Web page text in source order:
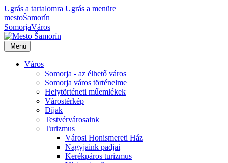
Ugrás a tartalomra Ugrás a menüre
mestoŠamorín
SomorjaVáros
Menü
Város
Somorja - az élhető város
Somorja város történelme
Helytörténeti műemlékek
Várostérkép
Díjak
Testvérvárosaink
Turizmus
Városi Honismereti Ház
Nagyjaink padjai
Kerékpáros turizmus